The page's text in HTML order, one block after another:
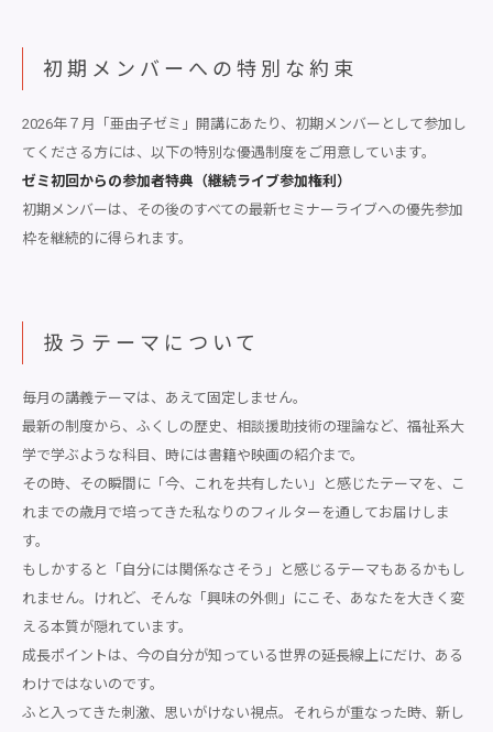
初期メンバーへの特別な約束
2026年７月「亜由子ゼミ」開講にあたり、初期メンバーとして参加し
てくださる方には、以下の特別な優遇制度をご用意しています。
ゼミ初回からの参加者特典（継続ライブ参加権利）
初期メンバーは、その後のすべての最新セミナーライブへの優先参加
枠を継続的に得られます。
扱うテーマについて
毎月の講義テーマは、あえて固定しません。
最新の制度から、ふくしの歴史、相談援助技術の理論など、福祉系大
学で学ぶような科目、時には書籍や映画の紹介まで。
その時、その瞬間に「今、これを共有したい」と感じたテーマを、こ
れまでの歳月で培ってきた私なりのフィルターを通してお届けしま
す。
もしかすると「自分には関係なさそう」と感じるテーマもあるかもし
れません。けれど、そんな「興味の外側」にこそ、あなたを大きく変
える本質が隠れています。
成長ポイントは、今の自分が知っている世界の延長線上にだけ、ある
わけではないのです。
ふと入ってきた刺激、思いがけない視点。それらが重なった時、新し